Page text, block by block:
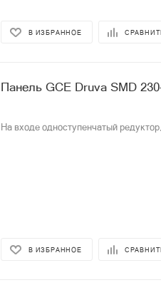
В ИЗБРАННОЕ
Панель GCE Druva SMD
На входе одноступенчатый
В ИЗБРАННОЕ